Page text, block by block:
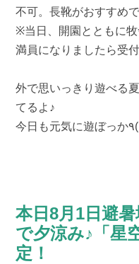
不可。長靴がおすすめで
※当日、開園とともに牧
満員になりましたら受
外で思いっきり遊べる
てるよ♪
本日8月1日避
で夕涼み♪「星
定！